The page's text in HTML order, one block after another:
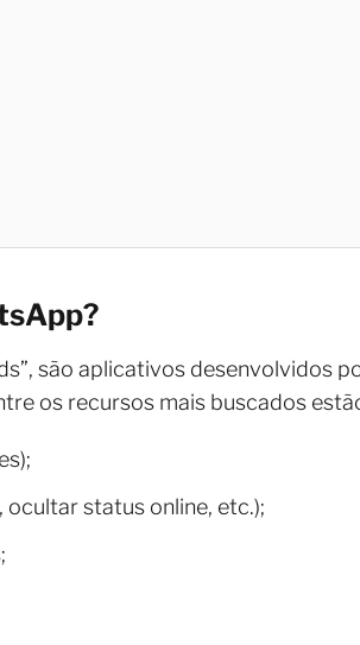
são aplicativos desenvolvidos
os recursos mais buscados
status online, etc.);